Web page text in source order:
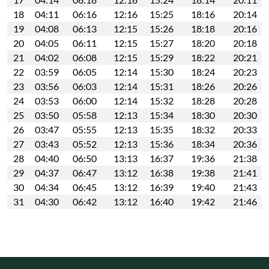
18
04:11 06:16 12:16 15:25 18:16
20:14
19
04:08 06:13 12:15 15:26 18:18
20:16
20
04:05 06:11 12:15 15:27 18:20
20:18
21
04:02 06:08 12:15 15:29 18:22
20:21
22
03:59 06:05 12:14 15:30 18:24
20:23
23
03:56 06:03 12:14 15:31 18:26
20:26
24
03:53 06:00 12:14 15:32 18:28
20:28
25
03:50 05:58 12:13 15:34 18:30
20:30
26
03:47 05:55 12:13 15:35 18:32
20:33
27
03:43 05:52 12:13 15:36 18:34
20:36
28
04:40 06:50 13:13 16:37 19:36
21:38
29
04:37 06:47 13:12 16:38 19:38
21:41
30
04:34 06:45 13:12 16:39 19:40
21:43
31
04:30 06:42 13:12 16:40 19:42 21:46